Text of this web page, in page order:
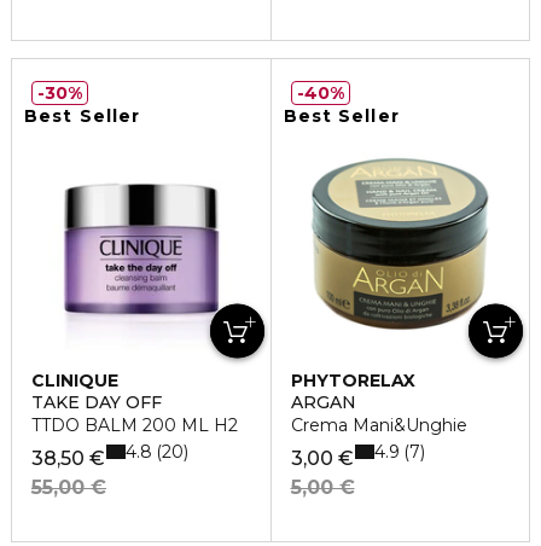
Best Seller
CLINIQUE
TAKE DAY OFF
TTDO BALM 200 ML H2
38,50 €
55,00 €
4.8 20
30%
Best Seller
PHYTORELAX
ARGAN
Crema Mani&Unghie
3,00 €
5,00 €
4.9 7
40%